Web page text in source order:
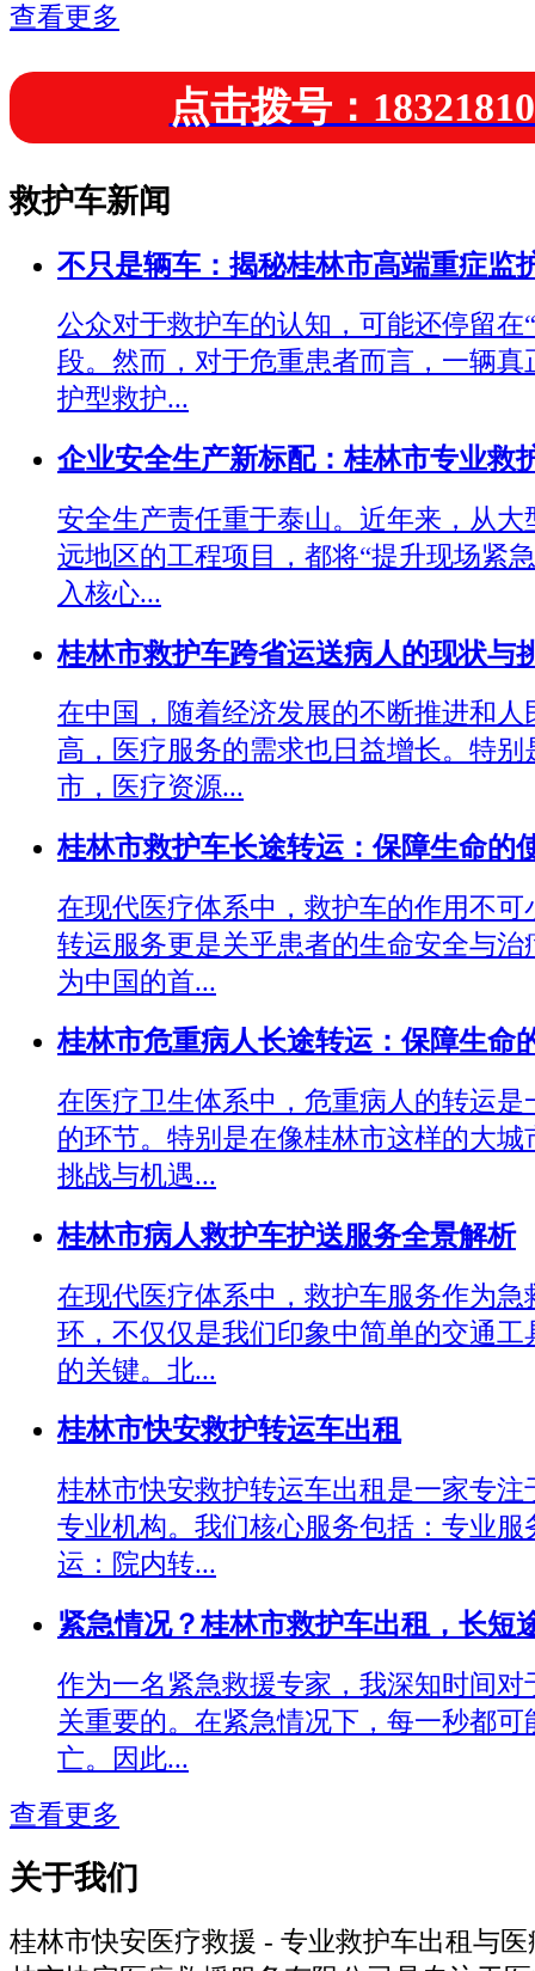
查看更多
点击拨号：
救护车新闻
不只是辆车：揭秘桂林市高端重症监
公众对于救护车的认知，可能还停留在
段。然而，对于危重患者而言，一辆真
护型救护...
企业安全生产新标配：桂林市专业救
安全生产责任重于泰山。近年来，从大
远地区的工程项目，都将“提升现场紧
入核心...
桂林市救护车跨省运送病人的现状与
在中国，随着经济发展的不断推进和人
高，医疗服务的需求也日益增长。特
市，医疗资源...
桂林市救护车长途转运：保障生命的
在现代医疗体系中，救护车的作用不可
转运服务更是关乎患者的生命安全与治
为中国的首...
桂林市危重病人长途转运：保障生命
在医疗卫生体系中，危重病人的转运是
的环节。特别是在像桂林市这样的大城
挑战与机遇...
桂林市病人救护车护送服务全景解析
在现代医疗体系中，救护车服务作为急
环，不仅仅是我们印象中简单的交通工
的关键。北...
桂林市快安救护转运车出租
桂林市快安救护转运车出租是一家专注
专业机构。我们核心服务包括：专业服
运：院内转...
紧急情况？桂林市救护车出租，长短
作为一名紧急救援专家，我深知时间对
关重要的。在紧急情况下，每一秒都
亡。因此...
查看更多
关于我们
桂林市快安医疗救援 - 专业救护车出租与